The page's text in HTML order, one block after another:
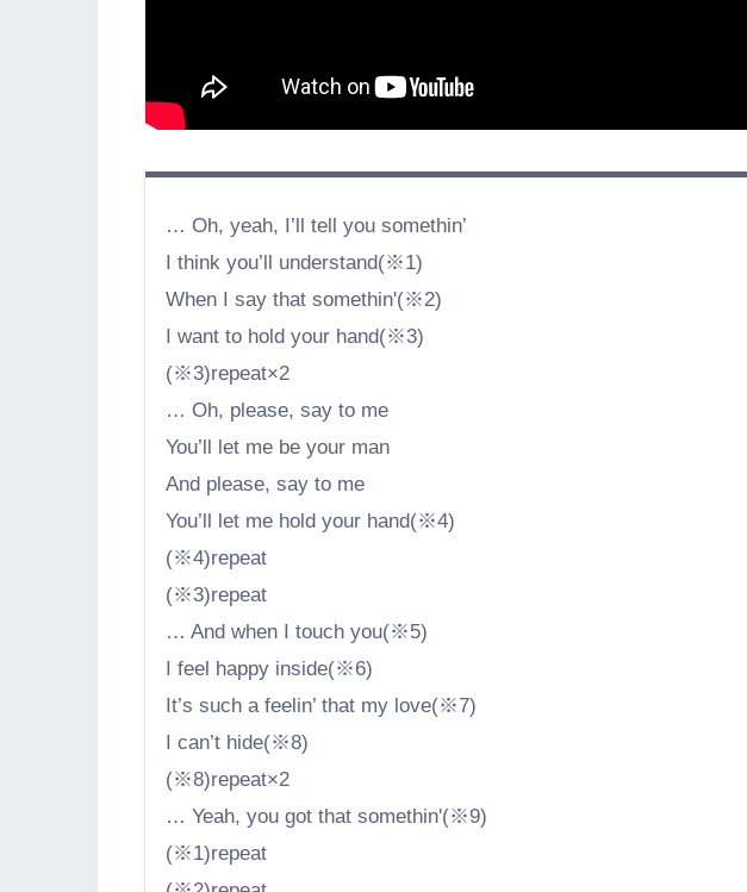
… Oh, yeah, I’ll tell you somethin’
I think you’ll understand(※1)
When I say that somethin'(※2)
I want to hold your hand(※3)
(※3)repeat×2
… Oh, please, say to me
You’ll let me be your man
And please, say to me
You’ll let me hold your hand(※4)
(※4)repeat
(※3)repeat
… And when I touch you(※5)
I feel happy inside(※6)
It’s such a feelin’ that my love(※7)
I can’t hide(※8)
(※8)repeat×2
… Yeah, you got that somethin'(※9)
(※1)repeat